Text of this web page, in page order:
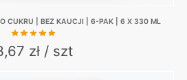
CUKRU | BEZ KAUCJI | 6-PAK | 6 X 330 ML
zł / szt